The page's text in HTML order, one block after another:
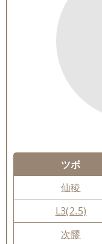
ツボ
仙稜
L3(2.5)
次髎